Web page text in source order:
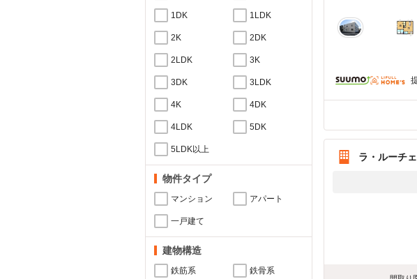
1DK 1LDK
2K 2DK
2LDK 3K
3DK 3LDK
4K 4DK
4LDK 5DK
5LDK以上
物件タイプ
マンション アパート
一戸建て
建物構造
鉄筋系 鉄骨系
ラ・ルーチ